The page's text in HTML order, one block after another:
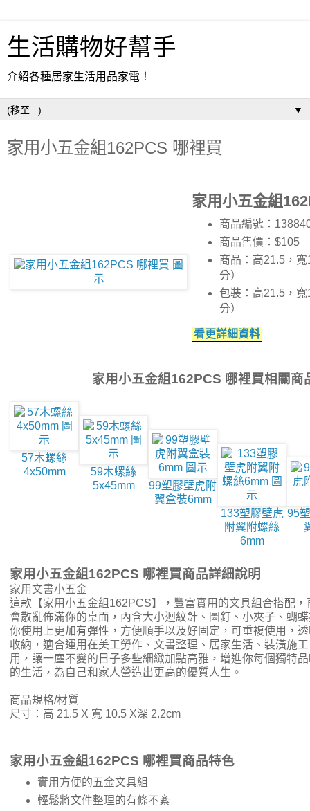
生活購物好幫手
介紹各種居家生活用品家電！
▼
家用小五金組162PCS 哪裡買
家用小五金組
商品編號：
商品售價：$105
商品：高21.5，
分）
包裝：高21.5，
分）
看更詳細資料
家用小五金組162PCS 哪裡買相關商
57木螺絲
4x50mm
59木螺絲
5x45mm
99塑膠壁虎附
翼盒裝6mm
133塑膠壁虎
附翼附螺絲
6mm
95
家用小五金組162PCS 哪裡買商品詳細說明
家用文書小五金
這款【家用小五金組162PCS】，豐富實用的文具組合搭配
會散亂佈滿你的桌面，內含大小迴紋針、圖釘、小夾子、蝴
你使用上更加有彈性，方便順手以及好固定，可重複使用，
收納，適合運用在美工勞作、文書整理、居家生活、裝潢施
用，讓一塵不變的日子多些細緻加點高雅，增進你每個獨特
的生活，為自己和家人營造出更高的優質人生。
商品規格/材質
尺寸：高 21.5 X 寬 10.5 X深 2.2cm
家用小五金組162PCS 哪裡買商品特色
實用方便的五金文具組
輕鬆將文件整理的有條不紊